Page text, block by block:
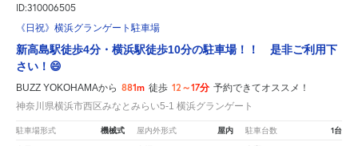
ID:310006505
《日祝》横浜グランゲート駐車場
新高島駅徒歩4分・横浜駅徒歩10分の駐車場！！ 是非ご利用下
さい！😄
BUZZ YOKOHAMAから 881m 徒歩 12～17分 予約できてオススメ！
神奈川県横浜市西区みなとみらい5-1 横浜グランゲート
駐車場形式 機械式 屋内外形式 屋内 駐車台数 1台